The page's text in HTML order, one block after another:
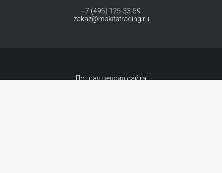
+7 (495) 125-33-59
zakaz@makitatrading.ru
Полная версия сайта